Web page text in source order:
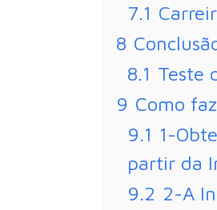
7.1
8
8.1 Teste
9 Como
9.1 1-
partir da
9.2 2-A